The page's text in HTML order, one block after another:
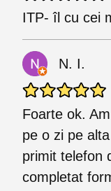
ITP- îl cu cei
N. I.
Foarte ok.
pe o zi pe
primit telefon
completat